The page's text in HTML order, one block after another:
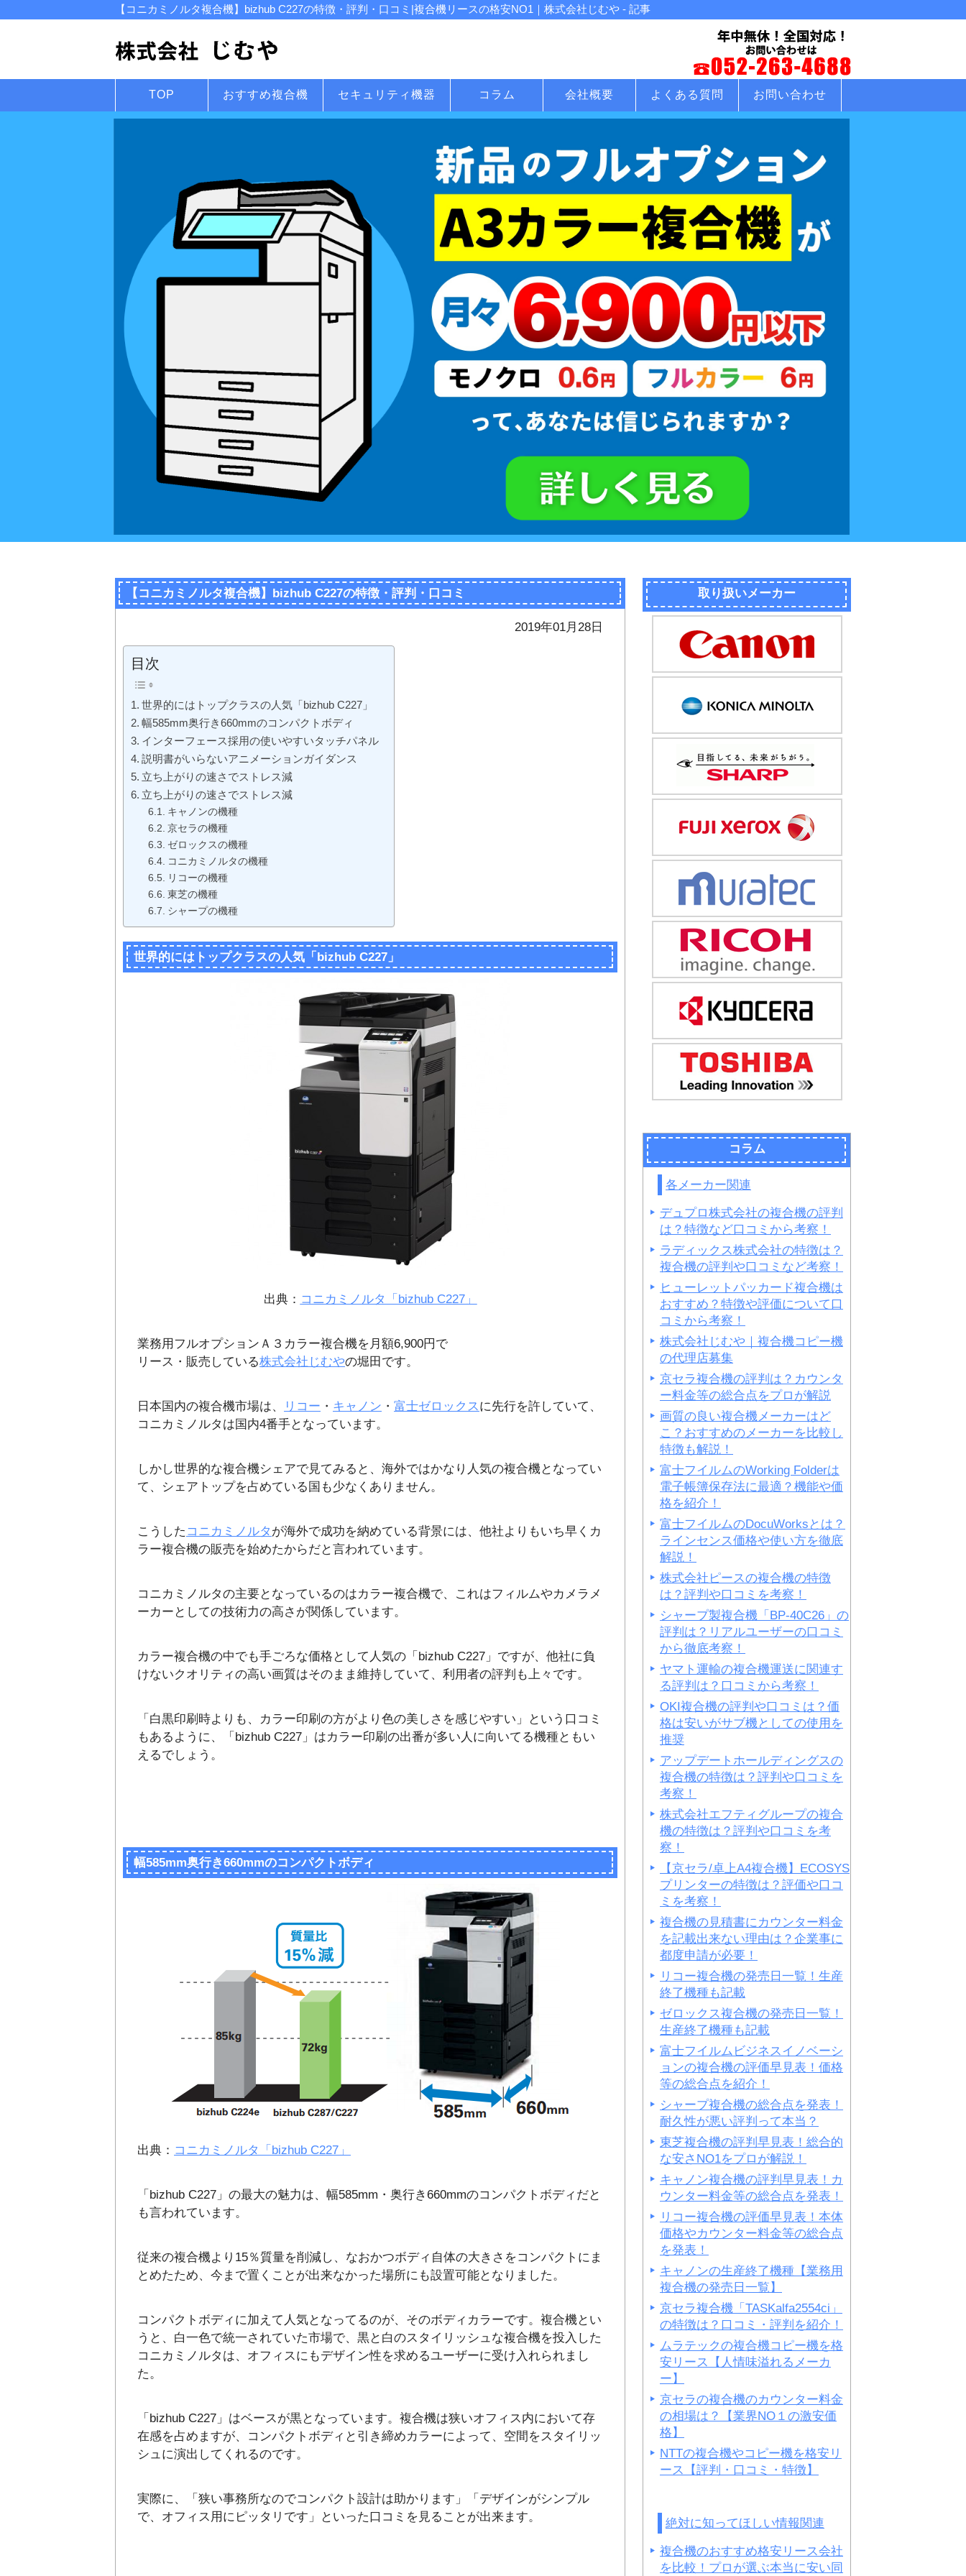
【コニカミノルタ複合機】bizhub C227の特徴・評判・口コミ|複合機リースの格安NO1｜株式会社じむや - 記事
TOP おすすめ複合機 セキュリティ機器 コラム 会社概要 よくある質問 お問い合わせ
【コニカミノルタ複合機】bizhub C227の特徴・評判・口コミ
2019年01月28日
目次
世界的にはトップクラスの人気「bizhub C227」
幅585mm奥行き660mmのコンパクトボディ
インターフェース採用の使いやすいタッチパネル
説明書がいらないアニメーションガイダンス
立ち上がりの速さでストレス減
立ち上がりの速さでストレス減
キャノンの機種
京セラの機種
ゼロックスの機種
コニカミノルタの機種
リコーの機種
東芝の機種
シャープの機種
世界的にはトップクラスの人気「bizhub C227」
出典： コニカミノルタ「bizhub C227」
業務用フルオプションＡ３カラー複合機を月額6,900円で
リース・販売している株式会社じむやの堀田です。
日本国内の複合機市場は、 リコー ・ キャノン ・ 富士ゼロックスに先行を許していて、
コニカミノルタは国内4番手となっています。
しかし世界的な複合機シェアで見てみると、海外ではかなり人気の複合機となってい
て、シェアトップを占めている国も少なくありません。
こうした コニカミノルタ が海外で成功を納めている背景には、他社よりもいち早くカ
ラー複合機の販売を始めたからだと言われています。
コニカミノルタの主要となっているのはカラー複合機で、これはフィルムやカメラメ
ーカーとしての技術力の高さが関係しています。
カラー複合機の中でも手ごろな価格として人気の「bizhub C227」ですが、他社に負
けないクオリティの高い画質はそのまま維持していて、利用者の評判も上々です。
「白黒印刷時よりも、カラー印刷の方がより色の美しさを感じやすい」という口コミ
もあるように、「bizhub C227」はカラー印刷の出番が多い人に向いてる機種ともい
えるでしょう。
幅585mm奥行き660mmのコンパクトボディ
出典： コニカミノルタ「bizhub C227」
「bizhub C227」の最大の魅力は、幅585mm・奥行き660mmのコンパクトボディだと
も言われています。
従来の複合機より15％質量を削減し、なおかつボディ自体の大きさをコンパクトにま
とめたため、今まで置くことが出来なかった場所にも設置可能となりました。
コンパクトボディに加えて人気となってるのが、そのボディカラーです。複合機とい
うと、白一色で統一されていた市場で、黒と白のスタイリッシュな複合機を投入した
コニカミノルタは、オフィスにもデザイン性を求めるユーザーに受け入れられまし
た。
「bizhub C227」はベースが黒となっています。複合機は狭いオフィス内において存
在感を占めますが、コンパクトボディと引き締めカラーによって、空間をスタイリッ
シュに演出してくれるのです。
実際に、「狭い事務所なのでコンパクト設計は助かります」「デザインがシンプル
で、オフィス用にピッタリです」といった口コミを見ることが出来ます。
取り扱いメーカー
コラム
各メーカー関連
デュプロ株式会社の複合機の評判
は？特徴など口コミから考察！
ラディックス株式会社の特徴は？
複合機の評判や口コミなど考察！
ヒューレットパッカード複合機は
おすすめ？特徴や評価について口
コミから考察！
株式会社じむや｜複合機コピー機
の代理店募集
京セラ複合機の評判は？カウンタ
ー料金等の総合点をプロが解説
画質の良い複合機メーカーはど
こ？おすすめのメーカーを比較し
特徴も解説！
富士フイルムのWorking Folderは
電子帳簿保存法に最適？機能や価
格を紹介！
富士フイルムのDocuWorksとは？
ラインセンス価格や使い方を徹底
解説！
株式会社ピースの複合機の特徴
は？評判や口コミを考察！
シャープ製複合機「BP-40C26」の
評判は？リアルユーザーの口コミ
から徹底考察！
ヤマト運輸の複合機運送に関連す
る評判は？口コミから考察！
OKI複合機の評判や口コミは？価
格は安いがサブ機としての使用を
推奨
アップデートホールディングスの
複合機の特徴は？評判や口コミを
考察！
株式会社エフティグループの複合
機の特徴は？評判や口コミを考
察！
【京セラ/卓上A4複合機】ECOSYS
プリンターの特徴は？評価や口コ
ミを考察！
複合機の見積書にカウンター料金
を記載出来ない理由は？企業事に
都度申請が必要！
リコー複合機の発売日一覧！生産
終了機種も記載
ゼロックス複合機の発売日一覧！
生産終了機種も記載
富士フイルムビジネスイノベーシ
ョンの複合機の評価早見表！価格
等の総合点を紹介！
シャープ複合機の総合点を発表！
耐久性が悪い評判って本当？
東芝複合機の評判早見表！総合的
な安さNO1をプロが解説！
キャノン複合機の評判早見表！カ
ウンター料金等の総合点を発表！
リコー複合機の評価早見表！本体
価格やカウンター料金等の総合点
を発表！
キャノンの生産終了機種【業務用
複合機の発売日一覧】
京セラ複合機「TASKalfa2554ci」
の特徴は？口コミ・評判を紹介！
ムラテックの複合機コピー機を格
安リース【人情味溢れるメーカ
ー】
京セラの複合機のカウンター料金
の相場は？【業界NO１の激安価
格】
NTTの複合機やコピー機を格安リ
ース【評判・口コミ・特徴】
絶対に知ってほしい情報関連
複合機のおすすめ格安リース会社
を比較！プロが選ぶ本当に安い同